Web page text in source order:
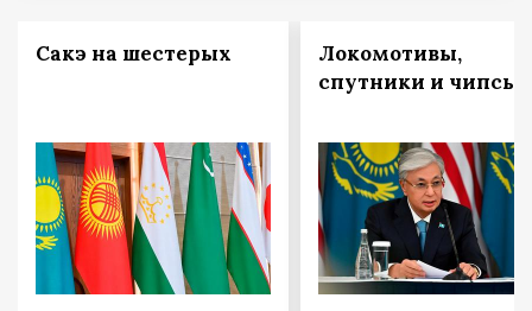
Сакэ на шестерых
Локомотивы,
спутники и чипсы